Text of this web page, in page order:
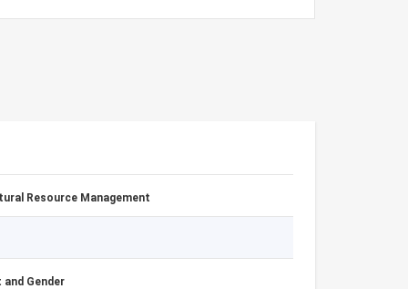
Resource Management
and Gender